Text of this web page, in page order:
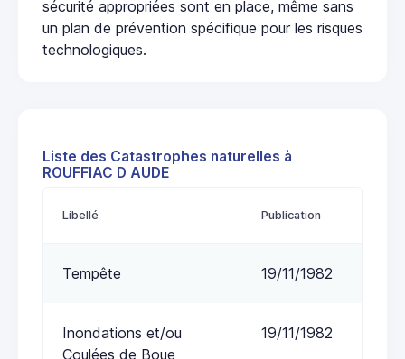
sécurité appropriées sont en place, même sans
un plan de prévention spécifique pour les risques
technologiques.
Liste des Catastrophes naturelles à
ROUFFIAC D AUDE
Libellé Publication
Tempête 19/11/1982
Inondations et/ou
Coulées de Boue
19/11/1982